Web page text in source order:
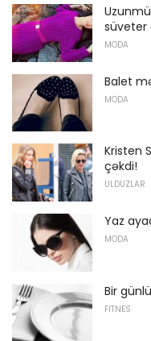
süveter
MODA
Balet
MODA
Kristen
çəkdi!
ULDUZLAR
Yaz
MODA
Bir
FITNES